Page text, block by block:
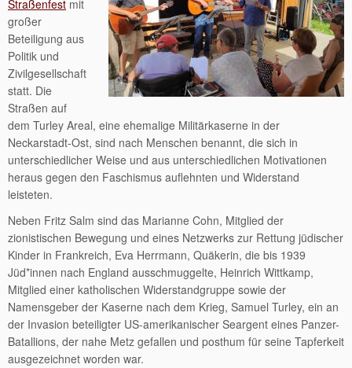
Straßenfest mit
großer
Beteiligung aus
Politik und
Zivilgesellschaft
statt. Die
Straßen auf
dem Turley Areal, eine ehemalige Militärkaserne in der
Neckarstadt-Ost, sind nach Menschen benannt, die sich in
unterschiedlicher Weise und aus unterschiedlichen Motivationen
heraus gegen den Faschismus auflehnten und Widerstand
leisteten.
Neben Fritz Salm sind das Marianne Cohn, Mitglied der
zionistischen Bewegung und eines Netzwerks zur Rettung jüdischer
Kinder in Frankreich, Eva Herrmann, Quäkerin, die bis 1939
Jüd*innen nach England ausschmuggelte, Heinrich Wittkamp,
Mitglied einer katholischen Widerstandgruppe sowie der
Namensgeber der Kaserne nach dem Krieg, Samuel Turley, ein an
der Invasion beteiligter US-amerikanischer Seargent eines Panzer-
Batallions, der nahe Metz gefallen und posthum für seine Tapferkeit
ausgezeichnet worden war.